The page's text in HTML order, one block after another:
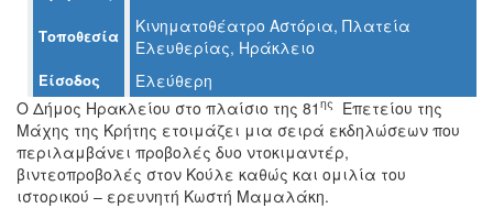
ΤΟΠΟΣ
ΔΗΜΟΣ
ΠΟΛΙΤΙΣΜΟΣ
Τοποθεσία
Κινηματοθέατρο Αστόρια, Πλατεία
Ελευθερίας, Ηράκλειο
Είσοδος
Ελεύθερη
Ο Δήμος Ηρακλείου στο πλαίσιο της 81 ης
Επετείου της
Μάχης της Κρήτης ετοιμάζει μια σειρά εκδηλώσεων που
περιλαμβάνει προβολές δυο ντοκιμαντέρ,
βιντεοπροβολές στον Κούλε καθώς και ομιλία του
ιστορικού – ερευνητή Κωστή Μαμαλάκη.